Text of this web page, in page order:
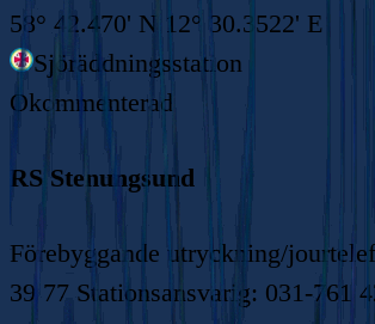
58° 42.470' N 12° 30.3522' E
Sjöräddningsstation
Okommenterad
RS Stenungsund
Förebyggande utryckning/
39 77 Stationsansvarig: 031-761